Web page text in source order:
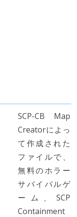
SCP-CB Map
Creatorによっ
て作成された
ファイルで、
無料のホラー
サバイバルゲ
ーム、SCP
Containment